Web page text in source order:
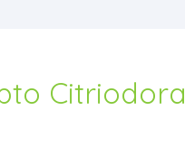
Citriodora